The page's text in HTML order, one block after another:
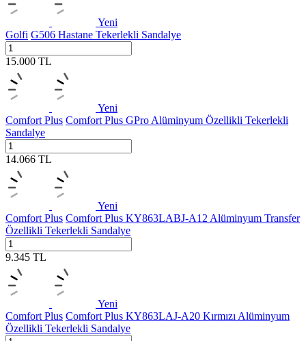
Yeni
Golfi G506 Hastane Tekerlekli Sandalye
15.000 TL
Yeni
Comfort Plus Comfort Plus GPro Alüminyum Özellikli Tekerlekli
Sandalye
14.066 TL
Yeni
Comfort Plus Comfort Plus KY863LABJ-A12 Alüminyum Transfer
Özellikli Tekerlekli Sandalye
9.345 TL
Yeni
Comfort Plus Comfort Plus KY863LAJ-A20 Kırmızı Alüminyum
Özellikli Tekerlekli Sandalye